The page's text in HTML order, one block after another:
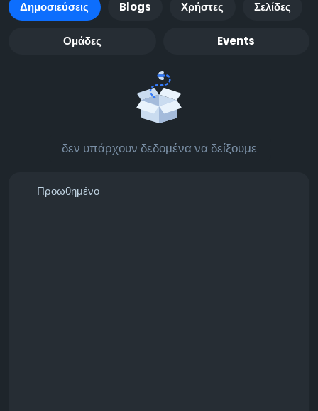
Δημοσιεύσεις Blogs Χρήστες Σελίδες
Ομάδες Events
δεν υπάρχουν δεδομένα να δείξουμε
Προωθημένο